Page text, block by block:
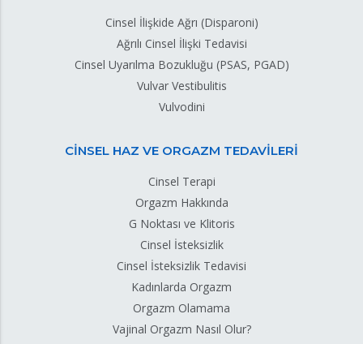
Cinsel İlişkide Ağrı (Disparoni)
Ağrılı Cinsel İlişki Tedavisi
Cinsel Uyarılma Bozukluğu (PSAS, PGAD)
Vulvar Vestibulitis
Vulvodini
CİNSEL HAZ VE ORGAZM TEDAVİLERİ
Cinsel Terapi
Orgazm Hakkında
G Noktası ve Klitoris
Cinsel İsteksizlik
Cinsel İsteksizlik Tedavisi
Kadınlarda Orgazm
Orgazm Olamama
Vajinal Orgazm Nasıl Olur?